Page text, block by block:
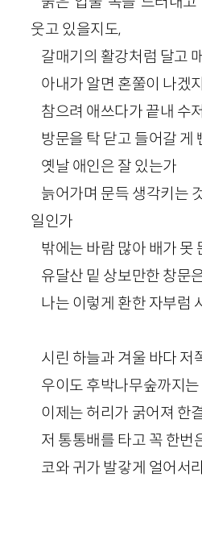
웃고 있을지도,
갈매기의 활강처럼 달고
아내가 알면 혼쭐이 나겠지
참으려 애쓰다가 끝내 수
방문을 탁 닫고 들어갈 게
옛날 애인은 잘 있는가
늙어가며 문득 생각키는
일인가
밖에는 바람 많아 배가 못
유달산 밑 상보만한 창문
나는 이렇게 환한 자부럼
시린 하늘과 겨울 바다 저
우이도 후박나무숲까지
이제는 허리가 굵어져 한
저 통통배를 타고 꼭 한번
코와 귀가 발갛게 얼어서